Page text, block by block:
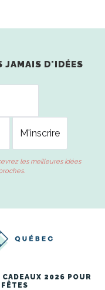
JAMAIS D'IDÉES
les meilleures idées
2026 POUR